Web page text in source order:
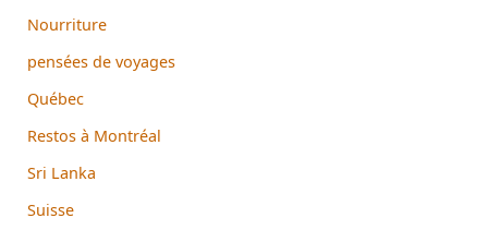
Nourriture
pensées de voyages
Québec
Restos à Montréal
Sri Lanka
Suisse